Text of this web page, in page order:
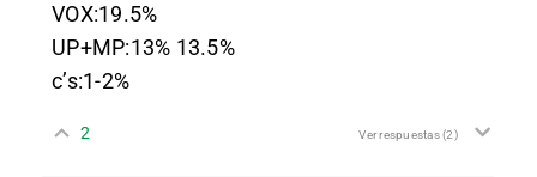
VOX:19.5%
UP+MP:13% 13.5%
c’s:1-2%
2 Ver respuestas(2)